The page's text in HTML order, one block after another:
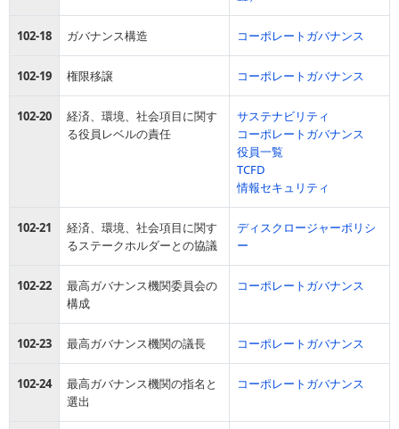
102-18 ガバナンス構造 コーポレートガバナンス
102-19 権限移譲 コーポレートガバナンス
102-20
経済、環境、社会項目に関す
る役員レベルの責任
サステナビリティ
コーポレートガバナンス
役員一覧
TCFD
情報セキュリティ
102-21
経済、環境、社会項目に関す
るステークホルダーとの協議
ディスクロージャーポリシ
ー
102-22
最高ガバナンス機関委員会の
構成
コーポレートガバナンス
102-23 最高ガバナンス機関の議長 コーポレートガバナンス
102-24
最高ガバナンス機関の指名と
選出
コーポレートガバナンス